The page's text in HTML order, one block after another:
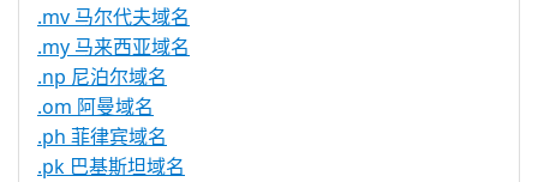
.mv 马尔代夫域名
.my 马来西亚域名
.np 尼泊尔域名
.om 阿曼域名
.ph 菲律宾域名
.pk 巴基斯坦域名